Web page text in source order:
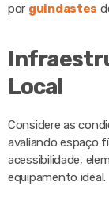
por guindastes
Local
Considere as
avaliando espaço
acessibilidade,
equipamento ideal.